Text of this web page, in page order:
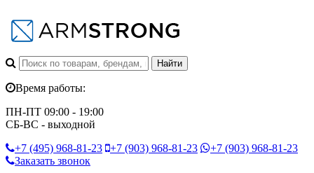
Время работы:
ПН-ПТ 09:00 - 19:00
СБ-ВС - выходной
+7 (495) 968-81-23 +7 (903) 968-81-23 +7 (903) 968-81-23
Заказать звонок